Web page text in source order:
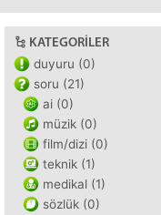
KATEGORILER
duyuru (0)
soru (21)
ai (0)
müzik (0)
film/dizi (0)
teknik (1)
medikal (1)
sözlük (0)